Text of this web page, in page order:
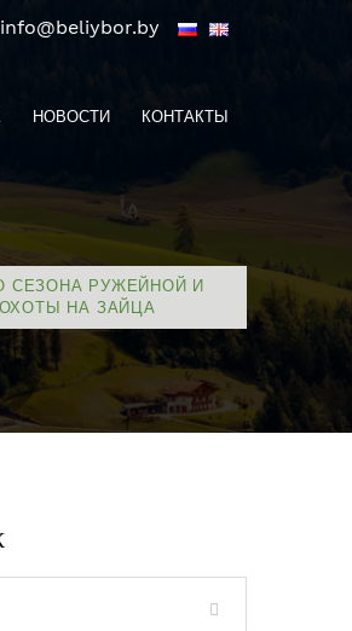
info@beliybor.by
НОВОСТИ КОНТАКТЫ
СЕЗОНА РУЖЕЙНОЙ И
НА ЗАЙЦА